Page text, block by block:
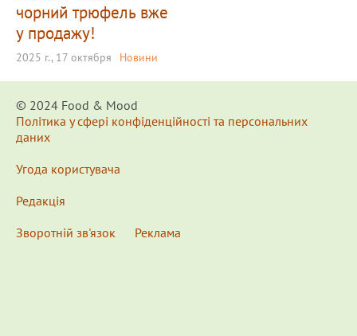
чорний трюфель вже
у продажу!
2025 г., 17 октября Новини
© 2024 Food & Мood
Політика у сфері конфіденційності та персональних
даних
Угода користувача
Редакція
Зворотній зв'язок
Реклама